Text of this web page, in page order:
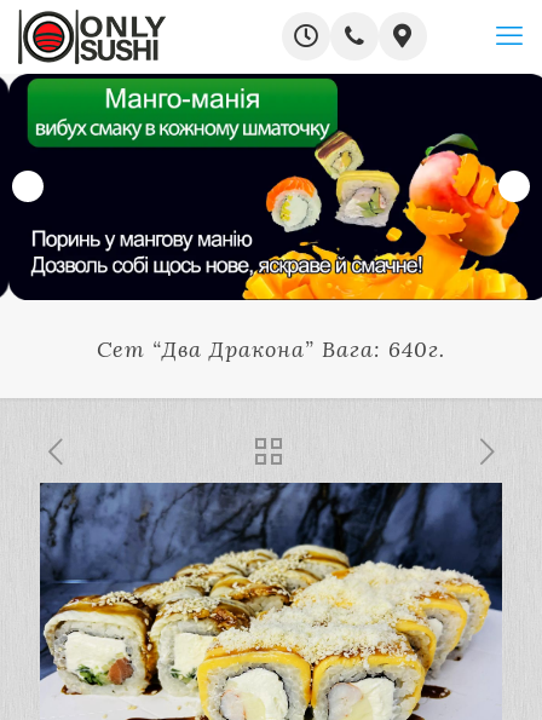
Сет “Два Дракона” Вага: 640г.